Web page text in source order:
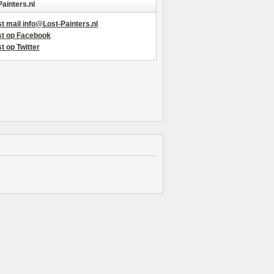
mail info@Lost-Painters.nl
op Facebook
op Twitter